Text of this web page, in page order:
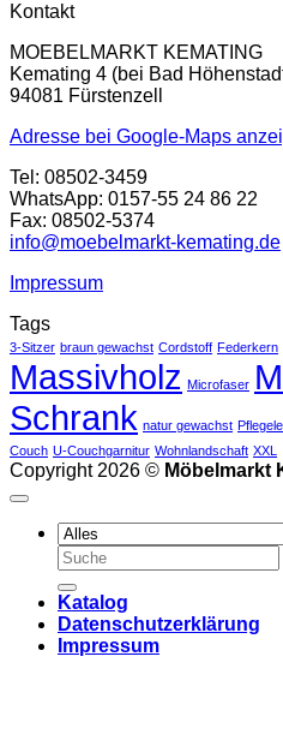
Kontakt
MOEBELMARKT KEMATING
Kemating 4 (bei Bad
94081 Fürstenzell
Adresse bei Google-Maps
Tel: 08502-3459
WhatsApp: 0157-55 24 86 22
Fax: 08502-5374
info@moebelmarkt-kemating.de
Impressum
Tags
3-Sitzer braun gewachst Cordstoff Federkern
Massivholz Microfaser
Schrank natur gewachst
Couch U-Couchgarnitur Wohnlandschaft XXL
Copyright 2026 © Möbelmarkt
Suchen
nach:
Katalog
Datenschutzerklärung
Impressum